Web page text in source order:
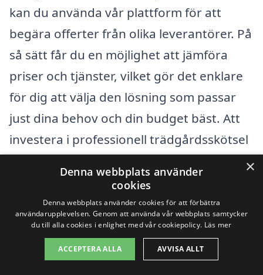
kan du använda vår plattform för att
begära offerter från olika leverantörer. På
så sätt får du en möjlighet att jämföra
priser och tjänster, vilket gör det enklare
för dig att välja den lösning som passar
just dina behov och din budget bäst. Att
investera i professionell trädgårdsskötsel
i Järvsö kan ge dig en vacker och välskött
utomhusmiljö, och det är alltid värt att
jämföra alternativ innan du bestämmer
Få 3 erbjudanden, gratis och utan
×
Denna webbplats använder
cookies
Denna webbplats använder cookies för att förbättra
användarupplevelsen. Genom att använda vår webbplats samtycker
du till alla cookies i enlighet med vår cookiepolicy. Läs mer
ACCEPTERA ALLA AVVISA ALLT